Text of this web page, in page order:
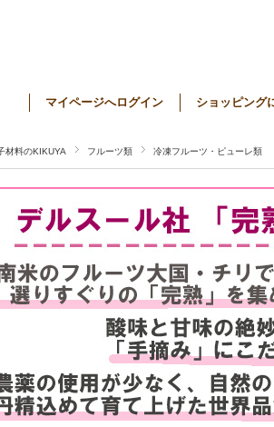
マイページへログイン ショッピング
材料のKIKUYA フルーツ類 冷凍フルーツ・ピューレ類